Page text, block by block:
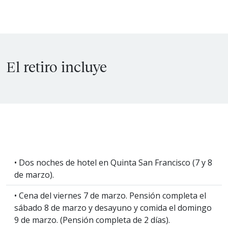
El retiro incluye
• Dos noches de hotel en Quinta San Francisco (7 y 8
de marzo).
• Cena del viernes 7 de marzo. Pensión completa el
sábado 8 de marzo y desayuno y comida el domingo
9 de marzo. (Pensión completa de 2 días).